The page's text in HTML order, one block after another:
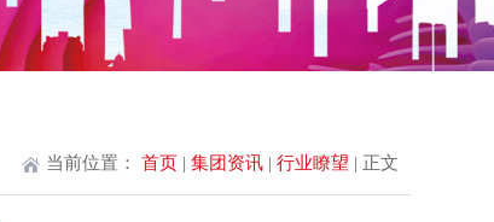
当前位置： 首页 | 集团资讯 | 行业瞭望 | 正文